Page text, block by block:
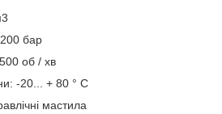
бар
об / хв
-20... + 80 ° C
мастила